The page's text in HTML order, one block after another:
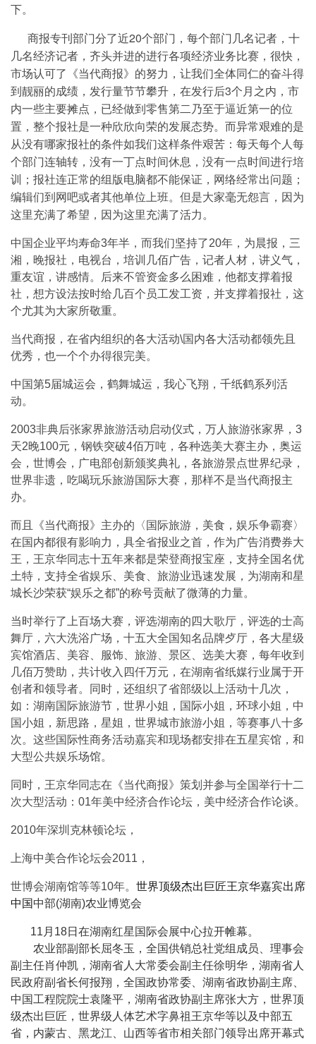
下。
商报专刊部门分了近20个部门，每个部门几名记者，十
几名经济记者，齐头并进的进行各项经济业务比赛，很快，
市场认可了《当代商报》的努力，让我们全体同仁的奋斗得
到靓丽的成绩，发行量节节攀升，在发行后3个月之内，市
内一些主要摊点，已经做到零售第二乃至于逼近第一的位
置，整个报社是一种欣欣向荣的发展态势。而异常艰难的是
从没有哪家报社的条件如我们这样条件艰苦：每天每个人每
个部门连轴转，没有一丁点时间休息，没有一点时间进行培
训；报社连正常的组版电脑都不能保证，网络经常出问题；
编辑们到网吧或者其他单位上班。但是大家毫无怨言，因为
这里充满了希望，因为这里充满了活力。
中国企业平均寿命3年半，而我们坚持了20年，为晨报，三
湘，晚报社，电视台，培训几佰广告，记者人材，讲义气，
重友谊，讲感情。后来不管资金多么困难，他都支撑着报
社，想方设法按时给几百个员工发工资，并支撑着报社，这
个尤其为大家所敬重。
当代商报，在省内组织的各大活动\国内各大活动都领先且
优秀，也一个个办得很完美。
中国第5届城运会，鹤舞城运，我心飞翔，千纸鹤系列活
动。
2003非典后张家界旅游活动启动仪式，万人旅游张家界，3
天2晚100元，钢铁突破4佰万吨，各种选美大赛主办，奥运
会，世博会，广电部创新颁奖典礼，各旅游景点世界纪录，
世界非遗，吃喝玩乐旅游国际大赛，那样不是当代商报主
办。
而且《当代商报》主办的〈国际旅游，美食，娱乐争霸赛〉
在国内都很有影响力，具全省报业之首，作为广告消费券大
王，王京华同志十五年来都是荣登商报宝座，支持全国名优
土特，支持全省娱乐、美食、旅游业迅速发展，为湖南和星
城长沙荣获“娱乐之都”的称号贡献了微薄的力量。
当时举行了上百场大赛，评选湖南的四大歌厅，评选的士高
舞厅，六大洗浴广场，十五大全国知名品牌歺厅，各大星级
宾馆酒店、美容、服饰、旅游、景区、选美大赛，每年收到
几佰万赞助，共计收入四仟万元，在湖南省纸媒行业属于开
创者和领导者。同时，还组织了省部级以上活动十几次，
如：湖南国际旅游节，世界小姐，国际小姐，环球小姐，中
国小姐，新思路，星姐，世界城市旅游小姐，等赛事八十多
次。这些国际性商务活动嘉宾和现场都安排在五星宾馆，和
大型公共娱乐场馆。
同时，王京华同志在《当代商报》策划并参与全国举行十二
次大型活动：01年美中经济合作论坛，美中经济合作论谈。
2010年深圳克林顿论坛，
上海中美合作论坛会2011，
世博会湖南馆等等10年。 世界顶级杰出巨匠王京华嘉宾出席
中国 中部(湖南)农业博览会
11月18日在湖南红星国际会展中心拉开帷幕。
农业部副部长屈冬玉，全国供销总社党组成员、理事会
副主任肖仲凯，湖南省人大常委会副主任徐明华，湖南省人
民政府副省长何报翔，全国政协常委、湖南省政协副主席、
中国工程院院士袁隆平，湖南省政协副主席张大方，世界顶
级杰出巨匠，世界级人体艺术字鼻祖王京华等以及中部五
省，内蒙古、黑龙江、山西等省市相关部门领导出席开幕式